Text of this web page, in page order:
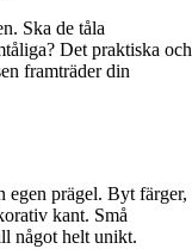
Ska de tåla
Det praktiska och
framträder din
egen prägel. Byt färger,
kant. Små
något helt unikt.